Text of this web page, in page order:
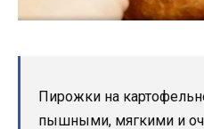
Пирожки на
пышными, мягкими и